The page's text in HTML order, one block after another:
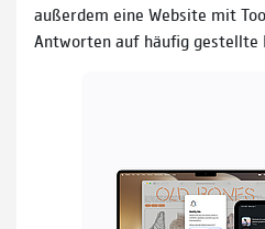
außerdem eine Website mit
Antworten auf häufig gestellte